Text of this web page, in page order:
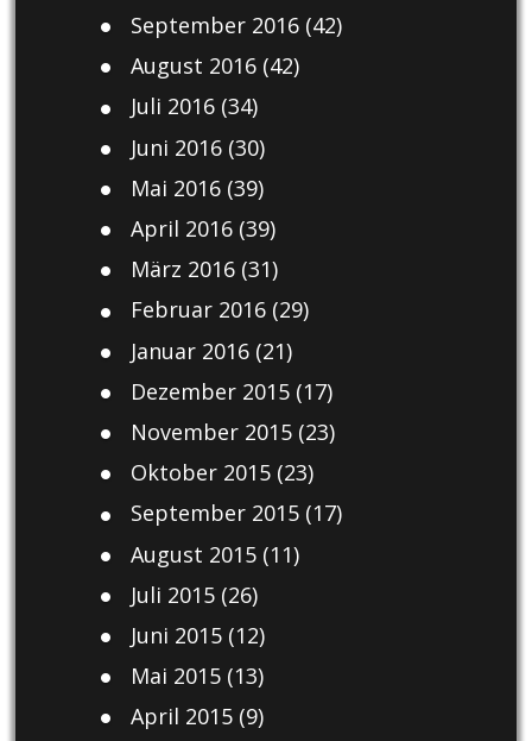
September 2016(42)
August 2016(42)
Juli 2016(34)
Juni 2016(30)
Mai 2016(39)
April 2016(39)
März 2016(31)
Februar 2016(29)
Januar 2016(21)
Dezember 2015(17)
November 2015(23)
Oktober 2015(23)
September 2015(17)
August 2015(11)
Juli 2015(26)
Juni 2015(12)
Mai 2015(13)
April 2015(9)